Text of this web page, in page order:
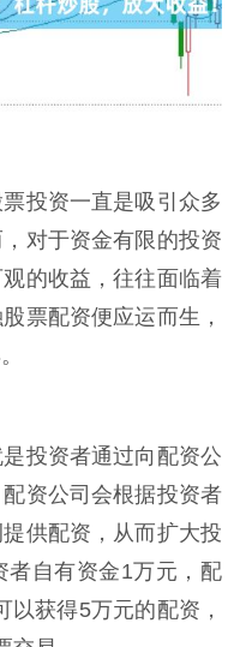
投资一直是吸引众多
对于资金有限的投资
的收益，往往面临着
票配资便应运而生，
投资者通过向配资公
资公司会根据投资者
供配资，从而扩大投
者自有资金1万元，配
获得5万元的配资，